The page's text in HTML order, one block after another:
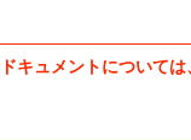
キュメントについて